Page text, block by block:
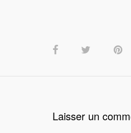
Laisser un